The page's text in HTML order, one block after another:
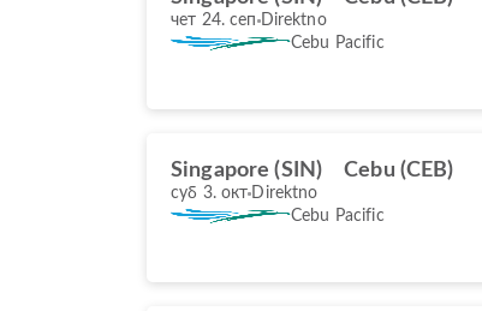
чет 24. сеп Direktno
Cebu Pacific
Singapore (SIN) Cebu (CEB)
суб 3. окт Direktno
Cebu Pacific